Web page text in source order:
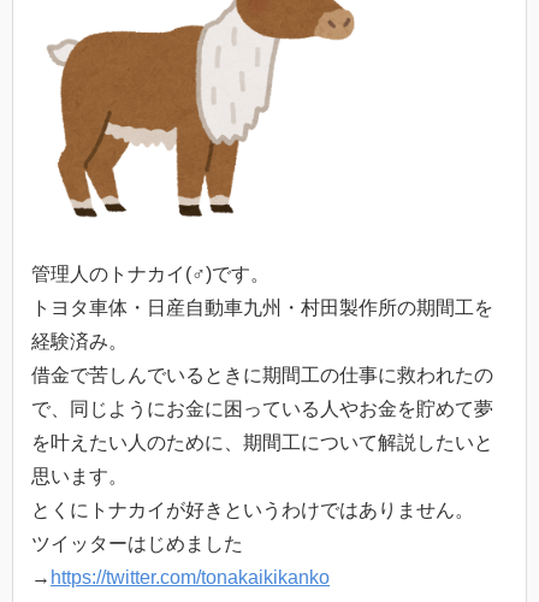
管理人のトナカイ(♂)です。
トヨタ車体・日産自動車九州・村田製作所の期間工を
経験済み。
借金で苦しんでいるときに期間工の仕事に救われたの
で、同じようにお金に困っている人やお金を貯めて夢
を叶えたい人のために、期間工について解説したいと
思います。
とくにトナカイが好きというわけではありません。
ツイッターはじめました
→ https://twitter.com/tonakaikikanko